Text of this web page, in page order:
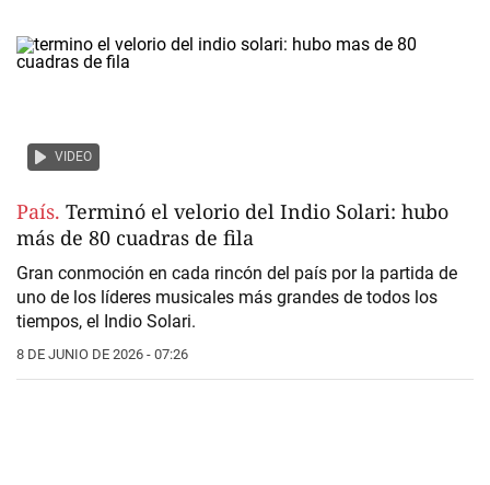
VIDEO
País. Terminó el velorio del Indio Solari: hubo
más de 80 cuadras de fila
Gran conmoción en cada rincón del país por la partida de
uno de los líderes musicales más grandes de todos los
tiempos, el Indio Solari.
8 DE JUNIO DE 2026 - 07:26